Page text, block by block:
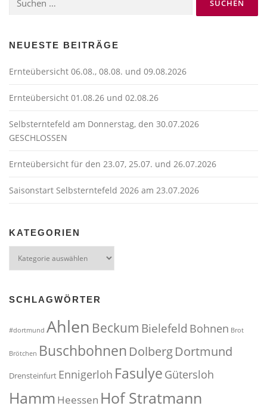
a
i
g
t
i
n
nach:
NEUESTE BEITRÄGE
Ernteübersicht 06.08., 08.08. und 09.08.2026
Ernteübersicht 01.08.26 und 02.08.26
Selbsterntefeld am Donnerstag, den 30.07.2026
GESCHLOSSEN
Ernteübersicht für den 23.07, 25.07. und 26.07.2026
Saisonstart Selbsterntefeld 2026 am 23.07.2026
KATEGORIEN
SCHLAGWÖRTER
#dortmund Ahlen Beckum Bielefeld Bohnen Brot
Brötchen Buschbohnen DolbergDortmund
Drensteinfurt Ennigerloh Fasulye Gütersloh
Hamm Heessen Hof Stratmann